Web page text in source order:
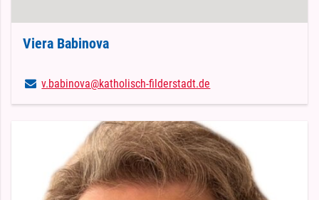
Viera Babinova
v.​babinova@​katholisch-filderstadt.​de